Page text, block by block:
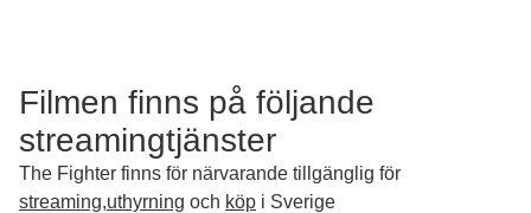
Filmen finns på följande
streamingtjänster
The Fighter finns för närvarande tillgänglig för
streaming,uthyrning och köp i Sverige